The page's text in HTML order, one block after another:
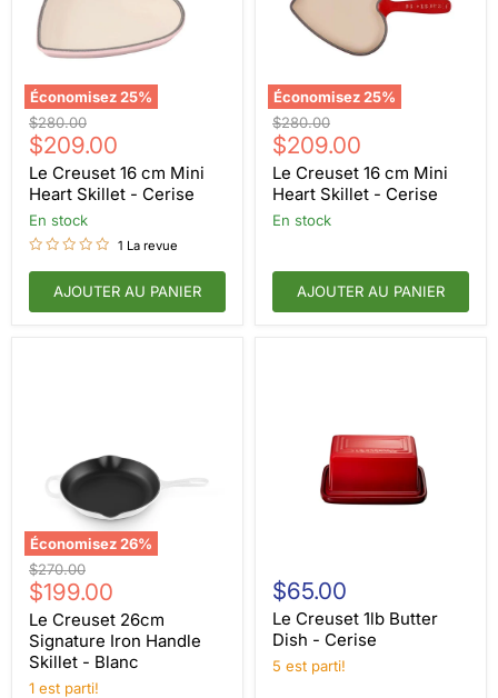
Économisez 25%
Le
Creuset
16
cm
Mini
Heart
Skillet
-
Prix
d'origine
$280.00
Prix
actuel
$209.00
Le Creuset 16 cm Mini
Heart Skillet - Cerise
en stock
1 La revue
AJOUTER AU PANIER
Économisez 25%
Le
Creuset
16
cm
Mini
Heart
Skillet
Prix
d'origine
$280.00
Prix
actuel
$209.00
Le Creuset 16 cm Mini
Heart Skillet - Cerise
en stock
AJOUTER AU PANIER
Économisez 26%
Le
Creuset
26cm
Signature
Iron
Handle
Skillet
-
Prix
d'origine
$270.00
Prix
actuel
$199.00
Le Creuset 26cm
Signature Iron Handle
Skillet - Blanc
1 est parti!
Creuset
1lb
Butter
Dish
Cerise
$65.00
Le Creuset 1lb Butter
Dish - Cerise
5 est parti!